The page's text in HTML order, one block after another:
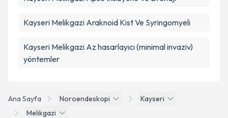
Ana Sayfa Noroendeskopi
Kayseri
Melikgazi
Kayseri Melikgazi Araknoid Kist Ve Syringomyeli
Kayseri Melikgazi Az hasarlayıcı (minimal invaziv)
yöntemler